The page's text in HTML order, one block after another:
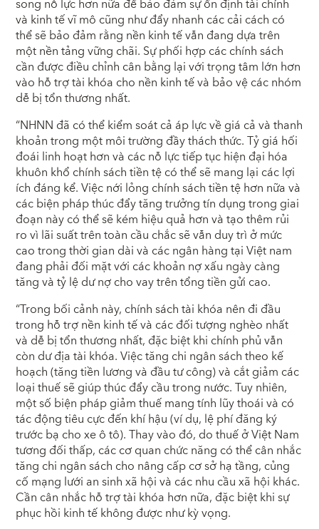
và kinh tế vĩ mô cũng như đẩy nhanh các cải cách có
thể sẽ bảo đảm rằng nền kinh tế vẫn đang dựa trên
một nền tảng vững chãi. Sự phối hợp các chính sách
cần được điều chỉnh cân bằng lại với trọng tâm lớn hơn
vào hỗ trợ tài khóa cho nền kinh tế và bảo vệ các nhóm
dễ bị tổn thương nhất.
“NHNN đã có thể kiểm soát cả áp lực về giá cả và thanh
khoản trong một môi trường đầy thách thức. Tỷ giá hối
đoái linh hoạt hơn và các nỗ lực tiếp tục hiện đại hóa
khuôn khổ chính sách tiền tệ có thể sẽ mang lại các lợi
ích đáng kể. Việc nới lỏng chính sách tiền tệ hơn nữa và
các biện pháp thúc đẩy tăng trưởng tín dụng trong giai
đoạn này có thể sẽ kém hiệu quả hơn và tạo thêm rủi
ro vì lãi suất trên toàn cầu chắc sẽ vẫn duy trì ở mức
cao trong thời gian dài và các ngân hàng tại Việt nam
đang phải đối mặt với các khoản nợ xấu ngày càng
tăng và tỷ lệ dư nợ cho vay trên tổng tiền gửi cao.
“Trong bối cảnh này, chính sách tài khóa nên đi đầu
trong hỗ trợ nền kinh tế và các đối tượng nghèo nhất
và dễ bị tổn thương nhất, đặc biệt khi chính phủ vẫn
còn dư địa tài khóa. Việc tăng chi ngân sách theo kế
hoạch (tăng tiền lương và đầu tư công) và cắt giảm các
loại thuế sẽ giúp thúc đẩy cầu trong nước. Tuy nhiên,
một số biện pháp giảm thuế mang tính lũy thoái và có
tác động tiêu cực đến khí hậu (ví dụ, lệ phí đăng ký
trước bạ cho xe ô tô). Thay vào đó, do thuế ở Việt Nam
tương đối thấp, các cơ quan chức năng có thể cân nhắc
tăng chi ngân sách cho nâng cấp cơ sở hạ tầng, củng
cố mạng lưới an sinh xã hội và các nhu cầu xã hội khác.
Cần cân nhắc hỗ trợ tài khóa hơn nữa, đặc biệt khi sự
phục hồi kinh tế không được như kỳ vọng.